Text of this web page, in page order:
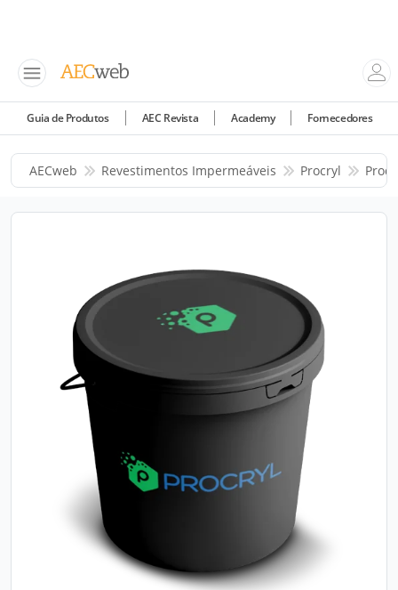
Guia de Produtos AEC Revista Academy Fornecedores
AECweb Revestimentos Impermeáveis Procryl